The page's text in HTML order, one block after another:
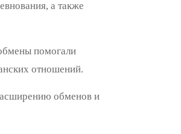
а также
помогали
отношений.
обменов и